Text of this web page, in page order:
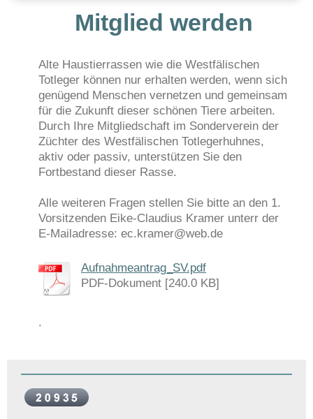
Mitglied werden
Alte Haustierrassen wie die Westfälischen
Totleger können nur erhalten werden, wenn sich
genügend Menschen vernetzen und gemeinsam
für die Zukunft dieser schönen Tiere arbeiten.
Durch Ihre Mitgliedschaft im Sonderverein der
Züchter des Westfälischen Totlegerhuhnes,
aktiv oder passiv, unterstützen Sie den
Fortbestand dieser Rasse.
Alle weiteren Fragen stellen Sie bitte an den 1.
Vorsitzenden Eike-Claudius Kramer unterr der
E-Mailadresse: ec.kramer@web.de
Aufnahmeantrag_SV.pdf
PDF-Dokument [240.0 KB]
.